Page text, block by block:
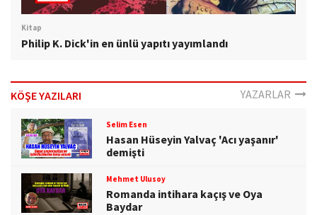
Kitap
Philip K. Dick'in en ünlü yapıtı yayımlandı
KÖŞE YAZILARI YAZARLAR
Selim Esen
Hasan Hüseyin Yalvaç 'Acı yaşanır'
demişti
Mehmet Ulusoy
Romanda intihara kaçış ve Oya
Baydar